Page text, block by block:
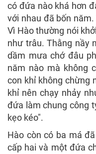
có đứa nào khá hơn
với nhau đã bốn
Vì Hào thường nói
như trâu. Thằng nầy
dầm mưa chớ đâu
năm nào mà không
con khỉ không chừng
khỉ nên chạy nhảy
đứa làm chung công
kẹo kéo".
Hào còn có ba má
cấp hai và một đứa